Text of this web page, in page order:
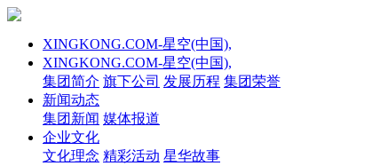
XINGKONG.COM-星空(中国),
XINGKONG.COM-星空(中国),
集团简介 旗下公司 发展历程 集团荣誉
新闻动态
集团新闻 媒体报道
企业文化
文化理念 精彩活动 星华故事